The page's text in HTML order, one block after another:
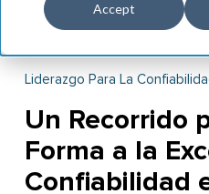
Accept
Liderazgo Para La
Un Recorrido
Forma a la
Confiabilidad